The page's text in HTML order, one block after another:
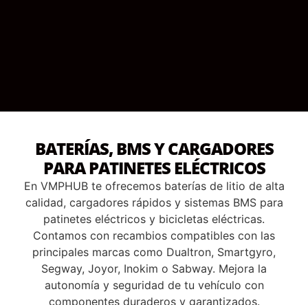
BATERÍAS, BMS Y CARGADORES
PARA PATINETES ELÉCTRICOS
En VMPHUB te ofrecemos baterías de litio de alta
calidad, cargadores rápidos y sistemas BMS para
patinetes eléctricos y bicicletas eléctricas.
Contamos con recambios compatibles con las
principales marcas como Dualtron, Smartgyro,
Segway, Joyor, Inokim o Sabway. Mejora la
autonomía y seguridad de tu vehículo con
componentes duraderos y garantizados.